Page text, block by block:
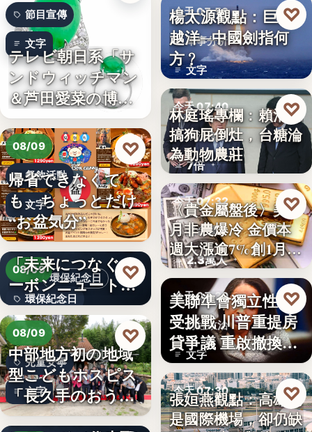
節目宣傳
文字
テレビ朝日系「サ
ンドウィッチマン
＆芦田愛菜の博士
ちゃん」…
08/09
餐飲活動
文字
帰省できなくて
も、ちょっとだけ
“お盆気分”
♡
環保紀念日
08/09
環保紀念日
文字
日本JC、9月3日を
「未来につなぐカ
ーボンニュートラ
ルの…
♡
08/09
兒童安寧
文字
中部地方初の地域
型こどもホスピス
「長久手のおう
ち」が愛知…
♡
株式会社青山メイ
今天 07:50
軍事分析
文字
楊太源觀點：巨浪
越洋─中國劍指何
方﹖
♡
今天 07:40
政治食安
7倍
林庭瑤專欄：賴清德
搞狗屁倒灶，台糖淪
為動物農莊
♡
今天 07:32
貴金屬
2.3萬人
〈貴金屬盤後〉美7
月非農爆冷 金價本
週大漲逾7%創1月
來…
♡
今天 07:30
財經政治
文字
美聯準會獨立性再
受挑戰 川普重提房
貸爭議 重啟撤換庫
克程…
♡
今天 07:30
航空政策
張姮燕觀點：高雄已
是國際機場，卻仍缺
♡